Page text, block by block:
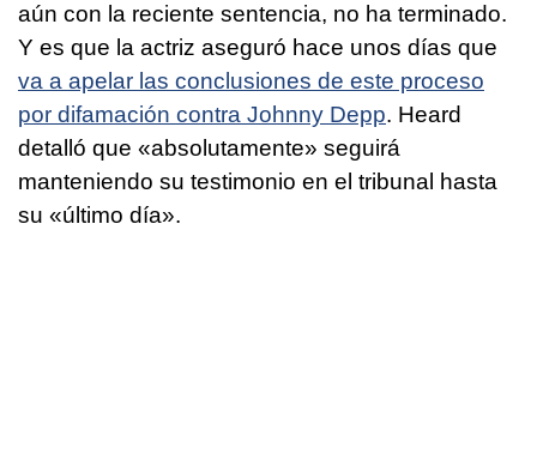
aún con la reciente sentencia, no ha terminado.
Y es que la actriz aseguró hace unos días que
va a apelar las conclusiones de este proceso
por difamación contra Johnny Depp. Heard
detalló que «absolutamente» seguirá
manteniendo su testimonio en el tribunal hasta
su «último día».